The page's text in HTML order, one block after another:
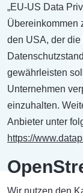
„EU-US Data
Übereinkommen
den USA, der
gewährleisten
Unternehmen
einzuhalten.
Anbieter unter
https://
Wir nutzen den